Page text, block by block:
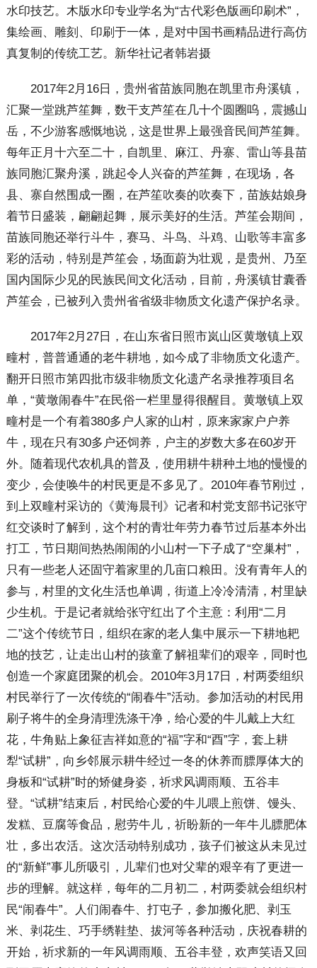
水印技艺。木版水印专业学名为“古代彩色版画印刷术”，
集绘画、雕刻、印刷于一体，是对中国书画精品进行高仿
真复制的传统工艺。新华社记者韩岩摄
2017年2月16日，贵州省苗族同胞在凯里市舟溪镇，
汇聚一堂跳芦笙舞，数干支芦笙在几十个圆圈呜，震撼山
岳，不少游客感慨地说，这是世界上最强音民间芦笙舞。
每年正月十六至二十，自凯里、麻江、丹寨、雷山等县苗
族同胞汇聚舟溪，跳起令人兴奋的芦笙舞，在现场，各
县、寨自然围成一圈，在芦笙吹奏的吹奏下，苗族姑娘身
着节日盛装，翩翩起舞，展示美好的生活。芦笙会期间，
苗族同胞还举行斗牛，赛马、斗鸟、斗鸡、山歌等丰富多
彩的活动，特别是芦笙会，场面蔚为壮观，是贵州、乃至
国内国际少见的民族民间文化活动，目前，舟溪镇甘囊香
芦笙会，已被列入贵州省省级非物质文化遗产保护名录。
2017年2月27日，在山东省日照市岚山区黄墩镇上双
疃村，普普通通的老牛耕地，如今成了非物质文化遗产。
翻开日照市第四批市级非物质文化遗产名录推荐项目名
单，“黄墩闹春牛”在民俗一栏里显得很醒目。黄墩镇上双
疃村是一个有着380多户人家的山村，原来家家户户养
牛，现在只有30多户还饲养，户主的岁数大多在60岁开
外。随着现代农机具的普及，使用耕牛耕种土地的慢慢的
变少，会使唤牛的村民更是不多见了。2010年春节刚过，
到上双疃村采访的《黄海晨刊》记者和村党支部书记张守
红交谈时了解到，这个村的青壮年劳力春节过后基本外出
打工，节日期间热热闹闹的小山村一下子成了“空巢村”，
只有一些老人还固守着家里的几亩口粮田。没有青年人的
参与，村里的文化生活也单调，街道上冷冷清清，村里缺
少生机。于是记者就给张守红出了个主意：利用“二月
二”这个传统节日，组织在家的老人集中展示一下耕地耙
地的技艺，让走出山村的孩童了解祖辈们的艰辛，同时也
创造一个家庭团聚的机会。2010年3月17日，村两委组织
村民举行了一次传统的“闹春牛”活动。参加活动的村民用
刷子将牛的全身清理洗涤干净，给心爱的牛儿戴上大红
花，牛角贴上象征吉祥如意的“福”字和“酉”字，套上耕
犁“试耕”，向乡邻展示耕牛经过一冬的休养而膘厚体大的
身板和“试耕”时的矫健身姿，祈求风调雨顺、五谷丰
登。“试耕”结束后，村民给心爱的牛儿喂上煎饼、馒头、
发糕、豆腐等食品，慰劳牛儿，祈盼新的一年牛儿膘肥体
壮，多出农活。这次活动特别成功，孩子们被这从未见过
的“新鲜”事儿所吸引，儿辈们也对父辈的艰辛有了更进一
步的理解。就这样，每年的二月初二，村两委就会组织村
民“闹春牛”。人们闹春牛、打屯子，参加搬化肥、剥玉
米、剥花生、巧手绣鞋垫、拔河等各种活动，庆祝春耕的
开始，祈求新的一年风调雨顺、五谷丰登，欢声笑语又回